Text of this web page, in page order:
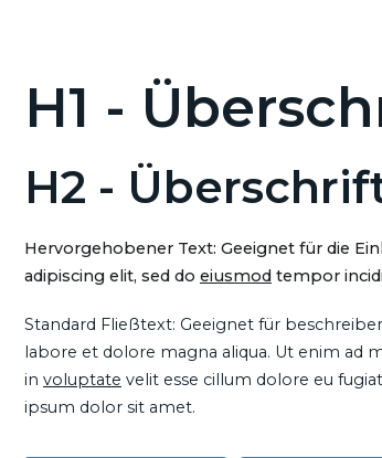
H1 -
H2 -
Hervorgehobener Text: Geeignet für die
adipiscing elit, sed do eiusmod tempor
Standard Fließtext: Geeignet für
labore et dolore magna aliqua. Ut enim ad
in voluptate velit esse cillum dolore eu
ipsum dolor sit amet.